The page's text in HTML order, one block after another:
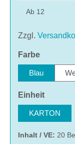
Ab 12
Zzgl.
Farbe
Blau
Einheit
KARTON
Inhalt / VE: 20